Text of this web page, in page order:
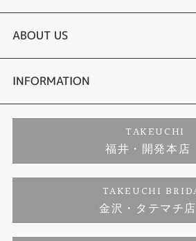
結婚指輪
セットリング
婚約ネックレス
エタニティリング
タケウチのこだわり
プロポーズサポート
ブランドリスト
ジュエリーリフォーム
福井指輪工房｜手作りペアリング
ABOUT US
会社概要
お客様の声
INFORMATION
プライバシーポリシー
TAKEUCHI
福井・開発本店
TAKEUCHI
金沢・タテマチ店